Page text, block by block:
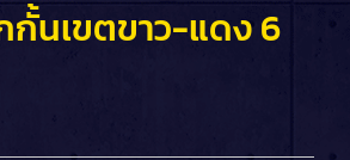
กั้นเขตขาว-แดง 6